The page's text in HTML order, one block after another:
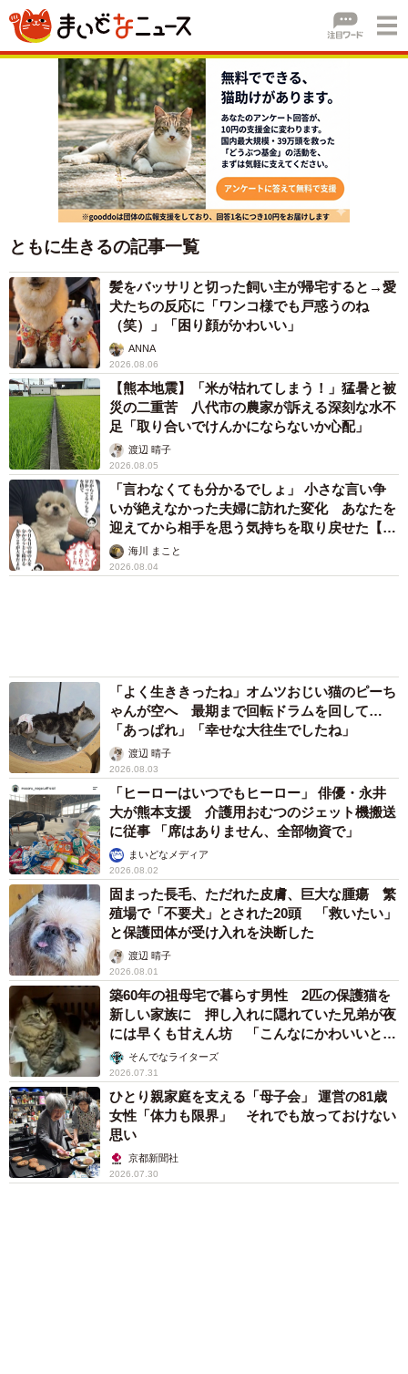
ともに生きるの記事一覧
髪をバッサリと切った飼い主が帰宅すると→愛
犬たちの反応に「ワンコ様でも戸惑うのね
（笑）」「困り顔がかわいい」
ANNA
2026.08.06
【熊本地震】「米が枯れてしまう！」猛暑と被
災の二重苦 八代市の農家が訴える深刻な水不
足「取り合いでけんかにならないか心配」
渡辺 晴子
2026.08.05
「言わなくても分かるでしょ」 小さな言い争
いが絶えなかった夫婦に訪れた変化 あなたを
迎えてから相手を思う気持ちを取り戻せた【漫
画】海川 まこと
2026.08.04
「よく生ききったね」オムツおじい猫のピーち
ゃんが空へ 最期まで回転ドラムを回して…
「あっぱれ」「幸せな大往生でしたね」
渡辺 晴子
2026.08.03
「ヒーローはいつでもヒーロー」 俳優・永井
大が熊本支援 介護用おむつのジェット機搬送
に従事 「席はありません、全部物資で」
まいどなメディア
2026.08.02
固まった長毛、ただれた皮膚、巨大な腫瘍 繁
殖場で「不要犬」とされた20頭 「救いたい」
と保護団体が受け入れを決断した
渡辺 晴子
2026.08.01
築60年の祖母宅で暮らす男性 2匹の保護猫を
新しい家族に 押し入れに隠れていた兄弟が夜
には早くも甘えん坊 「こんなにかわいいと
は」そんでなライターズ
2026.07.31
ひとり親家庭を支える「母子会」 運営の81歳
女性「体力も限界」 それでも放っておけない
思い
京都新聞社
2026.07.30